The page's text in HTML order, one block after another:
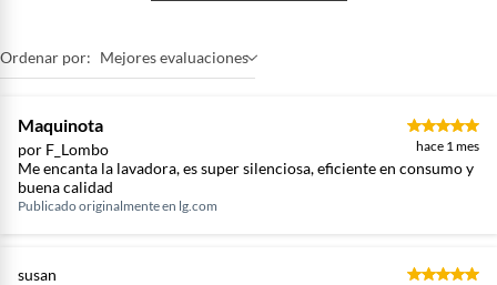
Ordenar por: Mejores evaluaciones
Maquinota
por F_Lombo hace 1 mes
Me encanta la lavadora, es super silenciosa, eficiente en consumo y
buena calidad
Publicado originalmente en lg.com
susan